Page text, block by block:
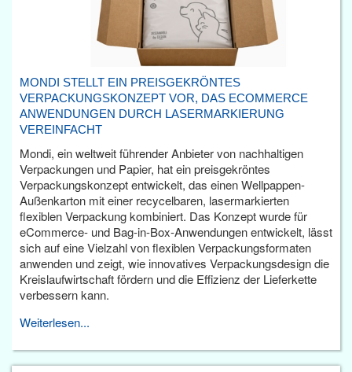
MONDI STELLT EIN PREISGEKRÖNTES
VERPACKUNGSKONZEPT VOR, DAS ECOMMERCE
ANWENDUNGEN DURCH LASERMARKIERUNG
VEREINFACHT
Mondi, ein weltweit führender Anbieter von nachhaltigen
Verpackungen und Papier, hat ein preisgekröntes
Verpackungskonzept entwickelt, das einen Wellpappen-
Außenkarton mit einer recycelbaren, lasermarkierten
flexiblen Verpackung kombiniert. Das Konzept wurde für
eCommerce- und Bag-in-Box-Anwendungen entwickelt, lässt
sich auf eine Vielzahl von flexiblen Verpackungsformaten
anwenden und zeigt, wie innovatives Verpackungsdesign die
Kreislaufwirtschaft fördern und die Effizienz der Lieferkette
verbessern kann.
Weiterlesen...